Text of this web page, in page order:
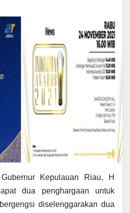
Kepulauan Riau, H
dua penghargaan untuk
diselenggarakan dua